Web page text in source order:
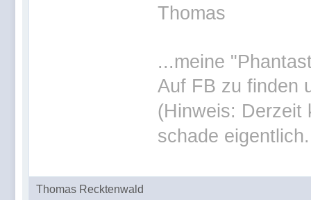
Thomas
...meine
Auf FB zu finden
(Hinweis: Derzeit
schade
Thomas Recktenwald